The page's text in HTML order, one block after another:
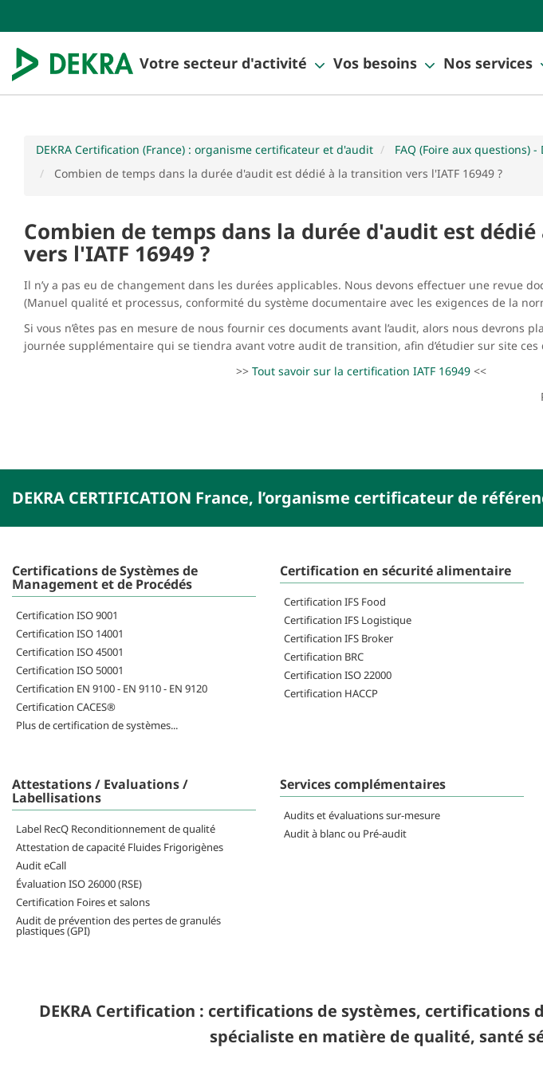
Votre secteur d'activité Vos besoins Nos services
DEKRA Certification (France) : organisme certificateur et d'audit
FAQ (Foire aux questions) -
Combien de temps dans la durée d'audit est dédié à la transition vers l'IATF 16949 ?
Combien de temps dans la durée d'audit est
vers l'IATF 16949 ?
Il n’y a pas eu de changement dans les durées applicables. Nous devons effectuer une revue
(Manuel qualité et processus, conformité du système documentaire avec les exigences de la
Si vous n’êtes pas en mesure de nous fournir ces documents avant l’audit, alors nous devrons
journée supplémentaire qui se tiendra avant votre audit de transition, afin d’étudier sur site ces
>> Tout savoir sur la certification IATF 16949 <<
DEKRA CERTIFICATION France, l’organisme certificateur de
Certifications de Systèmes de
Management et de Procédés
Certification ISO 9001
Certification ISO 14001
Certification ISO 45001
Certification ISO 50001
Certification EN 9100 - EN 9110 - EN 9120
Certification CACES®
Plus de certification de systèmes...
Certification en sécurité alimentaire
Certification IFS Food
Certification IFS Logistique
Certification IFS Broker
Certification BRC
Certification ISO 22000
Certification HACCP
Attestations / Evaluations /
Labellisations
Label RecQ Reconditionnement de qualité
Attestation de capacité Fluides Frigorigènes
Audit eCall
Évaluation ISO 26000 (RSE)
Certification Foires et salons
Audit de prévention des pertes de granulés
plastiques (GPI)
Services complémentaires
Audits et évaluations sur-mesure
Audit à blanc ou Pré-audit
DEKRA Certification : certifications de systèmes,
spécialiste en matière de qualité, santé